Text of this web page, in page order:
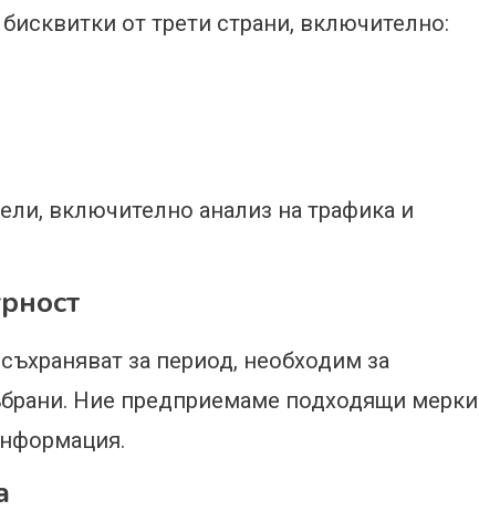
от трети страни, включително:
включително анализ на трафика и
за период, необходим за
Ние предприемаме подходящи мерки